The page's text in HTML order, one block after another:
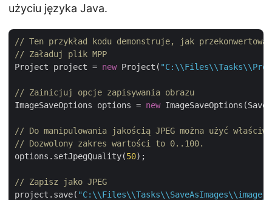
użyciu języka Java.
// Ten przykład kodu demonstruje, jak przekonwertować
// Załaduj plik MPP
Project project = new Project(
// Zainicjuj opcje zapisywania obrazu
ImageSaveOptions options = new
// Do manipulowania jakością JPEG można użyć
// Dozwolony zakres wartości to 0..100.
options.setJpegQuality(50);
// Zapisz jako JPEG
project.save(